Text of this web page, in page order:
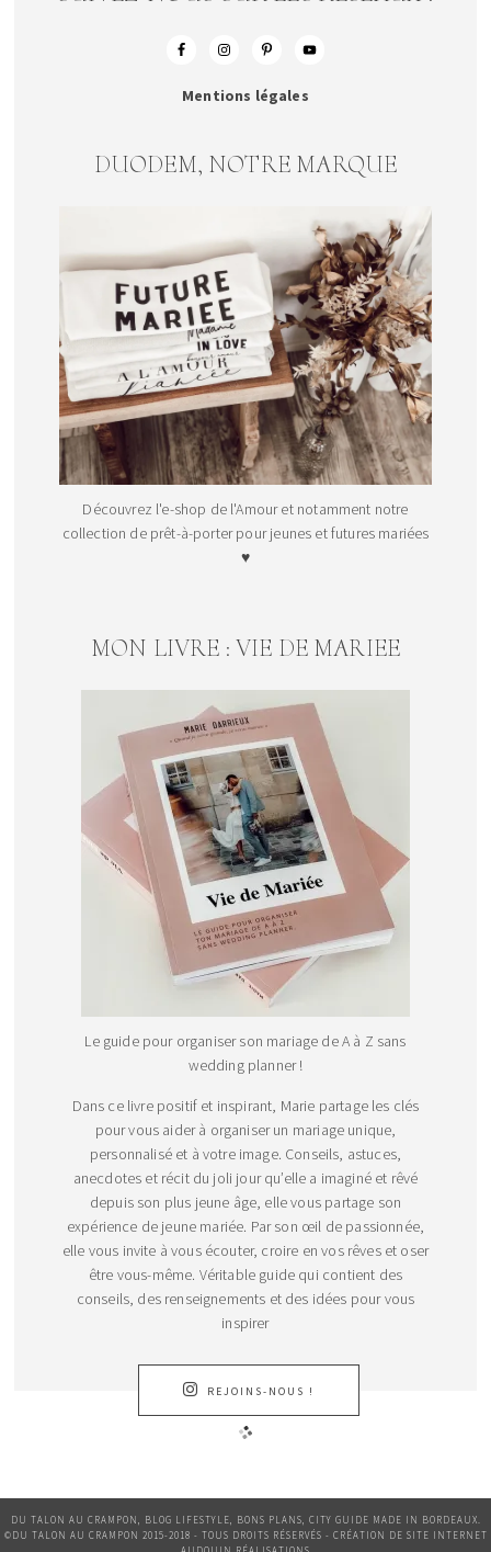
Mentions légales
DUODEM, NOTRE MARQUE
Découvrez l'e-shop de l'Amour et notamment notre
collection de prêt-à-porter pour jeunes et futures mariées
♥
MON LIVRE : VIE DE MARIEE
Le guide pour organiser son mariage de A à Z sans
wedding planner !
Dans ce livre positif et inspirant, Marie partage les clés
pour vous aider à organiser un mariage unique,
personnalisé et à votre image. Conseils, astuces,
anecdotes et récit du joli jour qu’elle a imaginé et rêvé
depuis son plus jeune âge, elle vous partage son
expérience de jeune mariée. Par son œil de passionnée,
elle vous invite à vous écouter, croire en vos rêves et oser
être vous-même. Véritable guide qui contient des
conseils, des renseignements et des idées pour vous
inspirer
REJOINS-NOUS !
DU TALON AU CRAMPON, BLOG LIFESTYLE, BONS PLANS, CITY GUIDE MADE IN BORDEAUX.
©DU TALON AU CRAMPON 2015-2018 - TOUS DROITS RÉSERVÉS - CRÉATION DE SITE INTERNET